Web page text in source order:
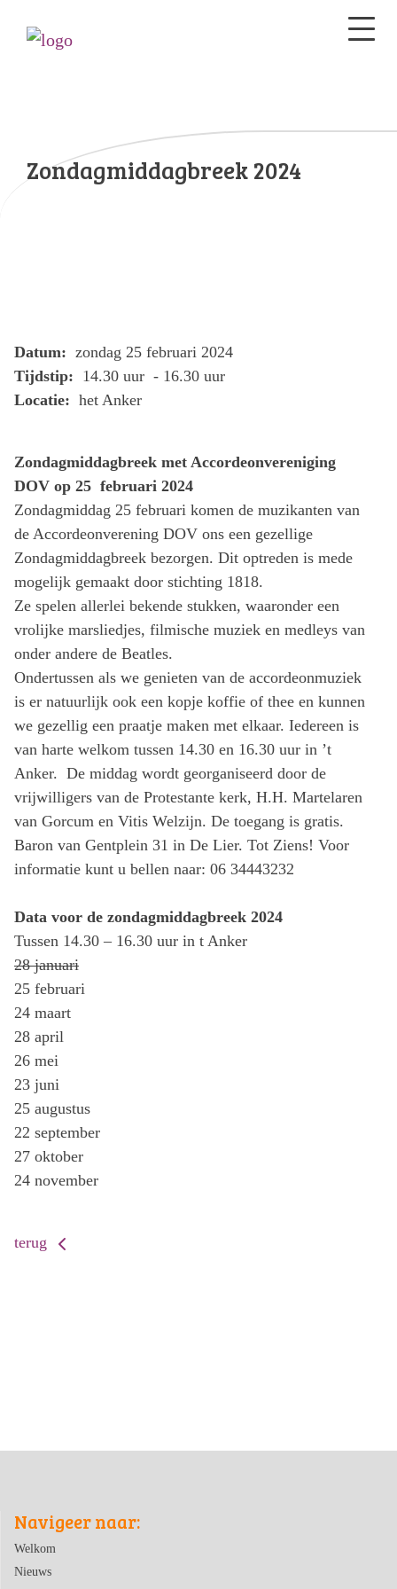
Zondagmiddagbreek 2024
Datum: zondag 25 februari 2024
Tijdstip: 14.30 uur - 16.30 uur
Locatie: het Anker
Zondagmiddagbreek met Accordeonvereniging
DOV op 25 februari 2024
Zondagmiddag 25 februari komen de muzikanten van
de Accordeonverening DOV ons een gezellige
Zondagmiddagbreek bezorgen. Dit optreden is mede
mogelijk gemaakt door stichting 1818.
Ze spelen allerlei bekende stukken, waaronder een
vrolijke marsliedjes, filmische muziek en medleys van
onder andere de Beatles.
Ondertussen als we genieten van de accordeonmuziek
is er natuurlijk ook een kopje koffie of thee en kunnen
we gezellig een praatje maken met elkaar. Iedereen is
van harte welkom tussen 14.30 en 16.30 uur in ’t
Anker. De middag wordt georganiseerd door de
vrijwilligers van de Protestante kerk, H.H. Martelaren
van Gorcum en Vitis Welzijn. De toegang is gratis.
Baron van Gentplein 31 in De Lier. Tot Ziens! Voor
informatie kunt u bellen naar: 06 34443232
Data voor de zondagmiddagbreek 2024
Tussen 14.30 – 16.30 uur in t Anker
28 januari
25 februari
24 maart
28 april
26 mei
23 juni
25 augustus
22 september
27 oktober
24 november
terug
Navigeer naar:
Welkom
Nieuws